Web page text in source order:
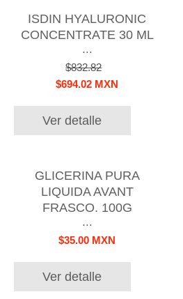
ISDIN HYALURONIC
CONCENTRATE 30 ML
...
$832.82
$694.02 MXN
Ver detalle
GLICERINA PURA
LIQUIDA AVANT
FRASCO. 100G
...
$35.00 MXN
Ver detalle